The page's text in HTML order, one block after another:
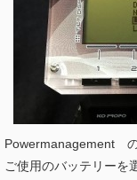
Powermanagement
ご使用のバッテリーを